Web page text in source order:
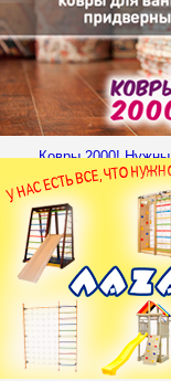
Ковры 2000! Нужны
Организаторы СП!